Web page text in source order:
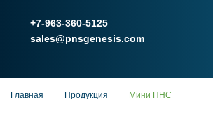
+7-963-360-5125
sales@pnsgenesis.com
Главная Продукция Мини ПНС